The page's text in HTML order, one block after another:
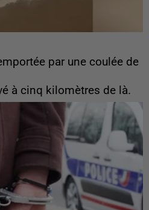
par une coulée de
à cinq kilomètres de là.